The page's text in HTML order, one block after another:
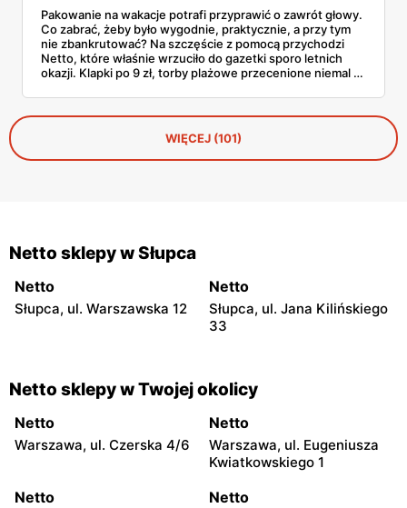
Pakowanie na wakacje potrafi przyprawić o zawrót głowy.
Co zabrać, żeby było wygodnie, praktycznie, a przy tym
nie zbankrutować? Na szczęście z pomocą przychodzi
Netto, które właśnie wrzuciło do gazetki sporo letnich
okazji. Klapki po 9 zł, torby plażowe przecenione niemal o
wszystko, co warto mieć w walizce, czeka w
promocyjnych cenach. I to jeszcze przed sezonem
urlopowym! Sprawdziliśmy, co konkretnie opłaca się teraz
wrzucić do koszyka i zabrać ze sobą na piasek, fale i…
gofry z budki.
WIĘCEJ (101)
Netto sklepy w Słupca
Netto
Słupca, ul. Warszawska 12
Netto
Słupca, ul. Jana Kilińskiego
33
Netto sklepy w Twojej okolicy
Netto
Warszawa, ul. Czerska 4/6
Netto
Warszawa, ul. Eugeniusza
Kwiatkowskiego 1
Netto Netto